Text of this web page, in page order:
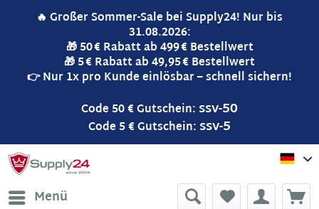
🔥 Großer Sommer-Sale bei Supply24! Nur bis
31.08.2026:
🎁 50 € Rabatt ab 499 € Bestellwert
🎁 5 € Rabatt ab 49,95 € Bestellwert
👉 Nur 1x pro Kunde einlösbar – schnell sichern!
Code 50 € Gutschein: ssv-50
Code 5 € Gutschein: ssv-5
Menü